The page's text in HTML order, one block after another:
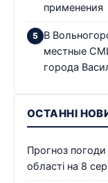
применения
В
местные
города
ОСТАННІ
Прогноз погоди
області на 8